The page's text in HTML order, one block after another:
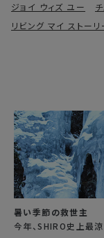
ジョイ ウィズ ユー
リビング マイ ストーリ
暑い季節の救世主
今年、SHIRO史上最涼